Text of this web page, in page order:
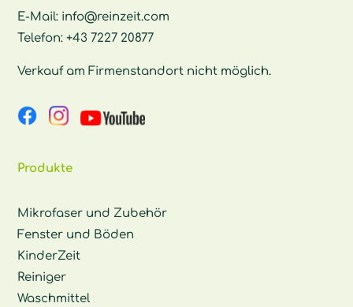
E-Mail: info@reinzeit.com
Telefon:+43 7227 20877
Verkauf am Firmenstandort nicht möglich.
Produkte
Mikrofaser und Zubehör
Fenster und Böden
KinderZeit
Reiniger
Waschmittel